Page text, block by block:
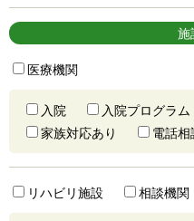
施
医療機関
入院 入院プログラム
家族対応あり
電話相
リハビリ施設 相談機関